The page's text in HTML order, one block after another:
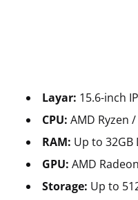
Layar: 15.6-inch
CPU: AMD Ryzen
RAM: Up to 32GB
GPU: AMD
Storage: Up to